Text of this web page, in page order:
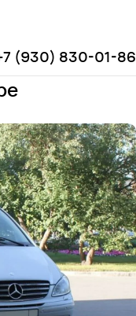
(930) 830-01-86
Mercedes-Benz Viano
Viano с